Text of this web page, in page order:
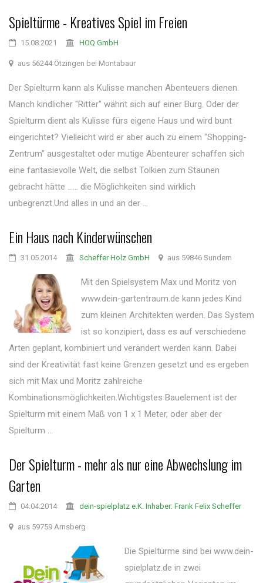
Spieltürme - Kreatives Spiel im Freien
15.08.2021 HOQ GmbH
aus 56244 Ötzingen bei Montabaur
Der Spielturm kann als Kulisse manchen Abenteuers dienen.
Manch kindlicher "Ritter" wähnt sich auf einer Burg. Oder der
Spielturm dient als Kulisse fürs eigene Haus und wird bunt
eingerichtet? Vielleicht wird er aber auch zu einem "Shopping-
Zentrum" ausgestaltet oder mutige Abenteurer schaffen sich
eine fantasievolle Welt, die selbst Tolkien zum Staunen
gebracht hätte ...... die Möglichkeiten sind wirklich
unbegrenzt.Und alles in und an der ...
Ein Haus nach Kinderwünschen
31.05.2014 Scheffer Holz GmbH aus 59846 Sundern
Mit den Spielsystem Max und Moritz von
www.dein-gartentraum.de kann jedes Kind
zum kleinen Architekten werden. Das System
ist so konzipiert, dass es auf verschiedene
Arten geplant, kombiniert und verändert werden kann. Dabei
sind der Kreativität fast keine Grenzen gesetzt und es ergeben
sich mit Max und Moritz zahlreiche
Kombinationsmöglichkeiten.Wichtigstes Bauelement ist der
Spielturm mit einem Maß von 1 x 1 Meter, oder aber der
Spielturm ...
Der Spielturm - mehr als nur eine Abwechslung im
Garten
04.04.2014 dein-spielplatz e.K. Inhaber: Frank Felix Scheffer
aus 59759 Arnsberg
Die Spieltürme sind bei www.dein-
spielplatz.de in zwei